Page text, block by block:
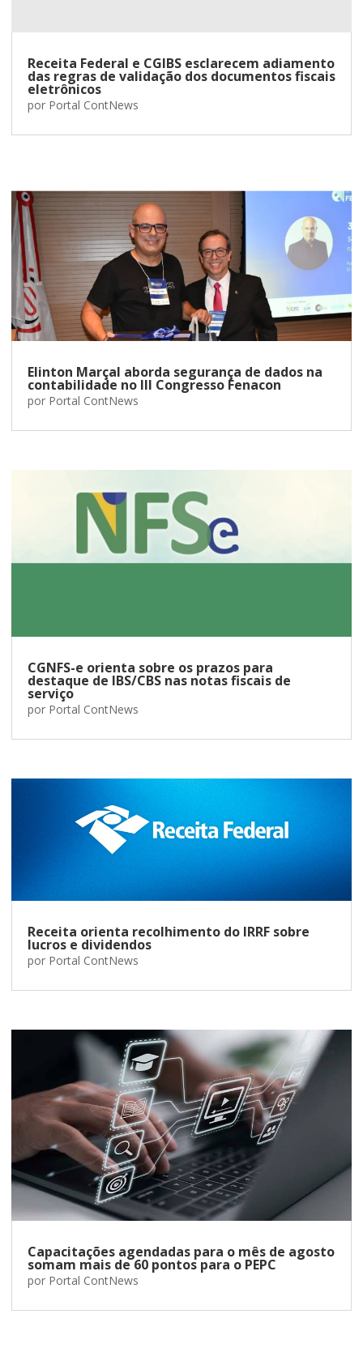
Receita Federal e CGIBS esclarecem adiamento
das regras de validação dos documentos fiscais
eletrônicos
por Portal ContNews
Elinton Marçal aborda segurança de dados na
contabilidade no III Congresso Fenacon
por Portal ContNews
CGNFS-e orienta sobre os prazos para
destaque de IBS/CBS nas notas fiscais de
serviço
por Portal ContNews
Receita orienta recolhimento do IRRF sobre
lucros e dividendos
por Portal ContNews
Capacitações agendadas para o mês de agosto
somam mais de 60 pontos para o PEPC
por Portal ContNews